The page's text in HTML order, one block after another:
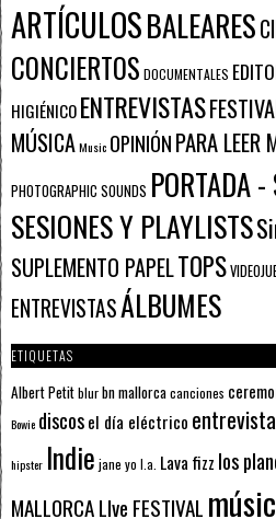
ARTÍCULOSBALEARES
CONCIERTOS DOCUMENTALES
HIGIÉNICOENTREVISTAS
MÚSICAMusic OPINIÓNPARA LEER
PHOTOGRAPHIC SOUNDS PORTADA
SESIONES Y PLAYLISTS
SUPLEMENTO PAPELTOPS
ENTREVISTASÁLBUMES
ETIQUETAS
Albert Petitblurbn mallorcacanciones
Bowie discosel día eléctrico
hipster Indie jane yo l.a. Lava fizz los
MALLORCA LIve FESTIVAL